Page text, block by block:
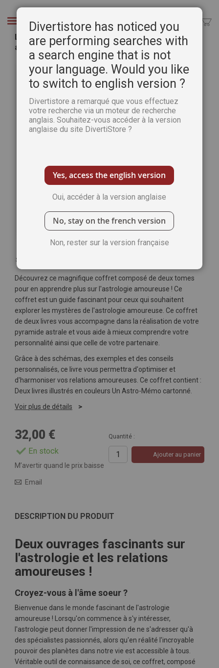
Chercher
Le grand livre des compatibilités amoureuses
astrologiques
galerie
d’images
Soyez le premier à commenter ce produit
Découvrez ce magnifique coffret composé de deux tomes
pour en apprendre plus sur l'astrologie amoureuse ! Ce
coffret est un guide fascinant pour ceux qui souhaitent
explorer les mystères de l'astrologie amoureuse. Ce coffret
de deux livres vous accompagne dans la réalisation de votre
pyramide astrale et vous aide à mieux comprendre votre
personnalité ainsi que celle de votre partenaire.
Grâce à des schémas, des exemples et des conseils
personnalisés, ce livre vous permettra d'optimiser et
d'harmoniser vos relations amoureuses. Ce coffret contient :
Deux livres illustrés en couleurs Un Astro-Mémo cartonné.
Voir plus de détails
32,00 €
En stock
Quantité :
Ajouter au panier
M’avertir quand le prix baisse
Email
DESCRIPTION DU PRODUIT
Deux ouvrages fascinants sur
l'astrologie et les relations
amoureuses !
Croyez-vous à l'âme soeur ?
Bienvenue dans le monde fascinant de l'astrologie
amoureuse ! Lorsqu'on commence à s'y intéresser,
l'astrologie peut donner l'impression de ne s'adresser qu'à
des spécialistes passionnés, alors qu'en réalité l'incroyable
pouvoir des planètes dans notre vie est accessible à tous.
Véritable outil de connaissance de soi, ce coffret, composé
Divertistore has noticed you
are performing searches with
a search engine that is not
your language. Would you like
to switch to english version ?
Divertistore a remarqué que vous effectuez
votre recherche via un moteur de recherche
anglais. Souhaitez-vous accéder à la version
anglaise du site DivertiStore ?
Yes, access the english version
Oui, accéder à la version anglaise
No, stay on the french version
Non, rester sur la version française